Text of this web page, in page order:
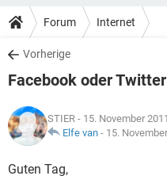
ANDROID
WINDOWS 10
WHATSAPP
FACEBOOK
TIPPS & TRICKS
SPIELE
WHATSAPP
FACEBOOK
DOWNLOADS
SPIELE
ANDROID
WINDOWS 10
WHATSAPP
SPIELE
ANDROID
WINDOWS 10
LEXIKON
SPIELE
Forum Internet
Vorherige
Facebook oder
STIER - 15. November
Elfe van - 15.
Guten Tag,